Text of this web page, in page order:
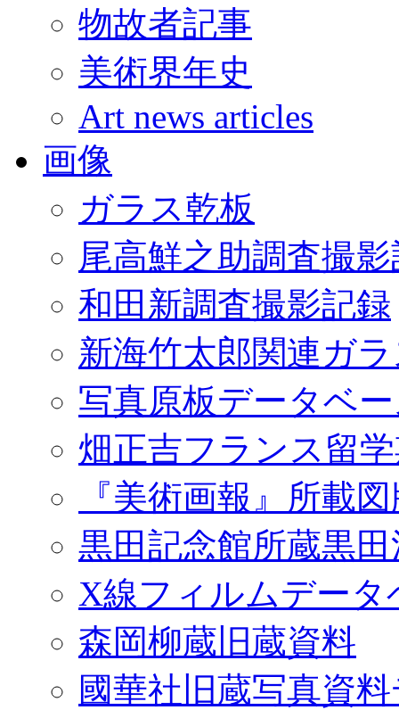
物故者記事
美術界年史
Art news articles
画像
ガラス乾板
尾高鮮之助調査撮
和田新調査撮影記録
新海竹太郎関連ガ
写真原板データベ
畑正吉フランス留
『美術画報』所載
黒田記念館所蔵黒
X線フィルムデータ
森岡柳蔵旧蔵資料
國華社旧蔵写真資